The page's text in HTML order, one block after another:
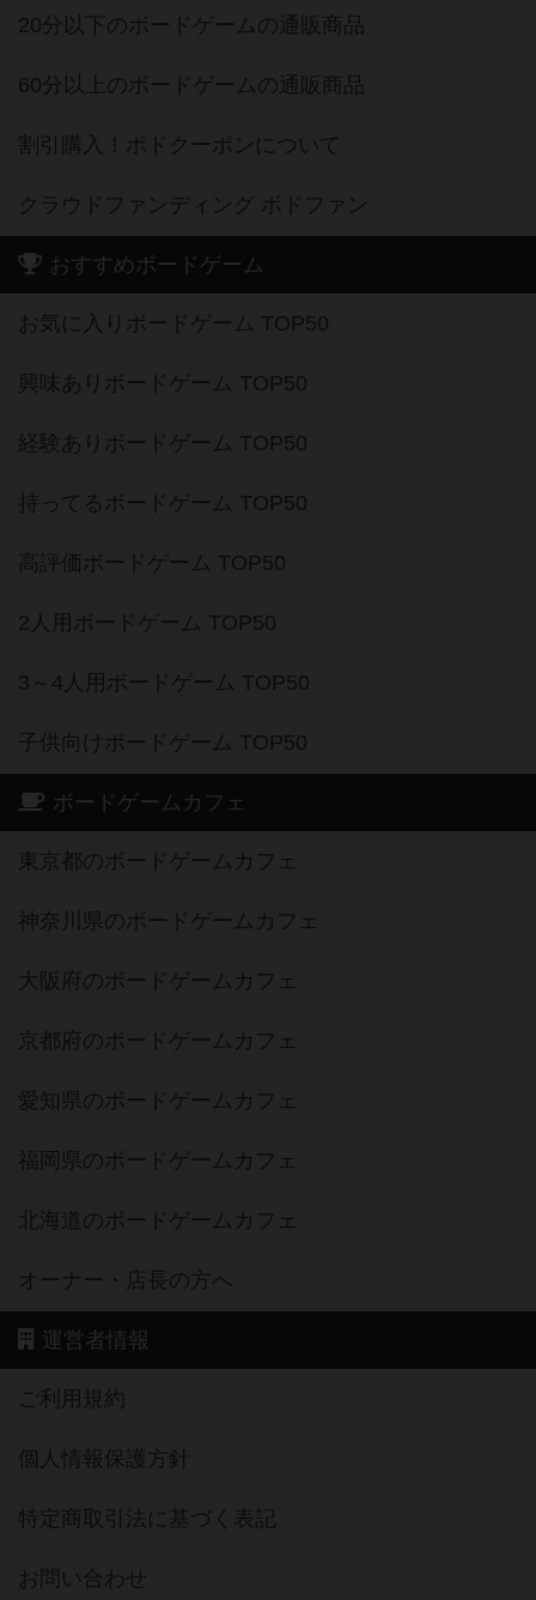
20分以下のボードゲームの通販商品
60分以上のボードゲームの通販商品
割引購入！ボドクーポンについて
クラウドファンディング ボドファン
おすすめボードゲーム
お気に入りボードゲーム TOP50
興味ありボードゲーム TOP50
経験ありボードゲーム TOP50
持ってるボードゲーム TOP50
高評価ボードゲーム TOP50
2人用ボードゲーム TOP50
3～4人用ボードゲーム TOP50
子供向けボードゲーム TOP50
ボードゲームカフェ
東京都のボードゲームカフェ
神奈川県のボードゲームカフェ
大阪府のボードゲームカフェ
京都府のボードゲームカフェ
愛知県のボードゲームカフェ
福岡県のボードゲームカフェ
北海道のボードゲームカフェ
オーナー・店長の方へ
運営者情報
ご利用規約
個人情報保護方針
特定商取引法に基づく表記
お問い合わせ